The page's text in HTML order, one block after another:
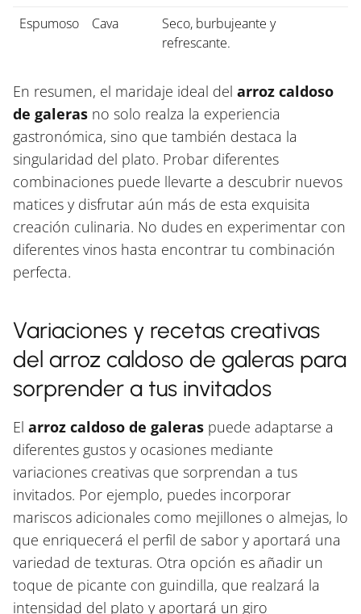
Espumoso
Cava
Seco, burbujeante y
refrescante.
En resumen, el maridaje ideal del arroz caldoso
de galeras no solo realza la experiencia
gastronómica, sino que también destaca la
singularidad del plato. Probar diferentes
combinaciones puede llevarte a descubrir nuevos
matices y disfrutar aún más de esta exquisita
creación culinaria. No dudes en experimentar con
diferentes vinos hasta encontrar tu combinación
perfecta.
Variaciones y recetas creativas
del arroz caldoso de galeras para
sorprender a tus invitados
El arroz caldoso de galeras puede adaptarse a
diferentes gustos y ocasiones mediante
variaciones creativas que sorprendan a tus
invitados. Por ejemplo, puedes incorporar
mariscos adicionales como mejillones o almejas, lo
que enriquecerá el perfil de sabor y aportará una
variedad de texturas. Otra opción es añadir un
toque de picante con guindilla, que realzará la
intensidad del plato y aportará un giro